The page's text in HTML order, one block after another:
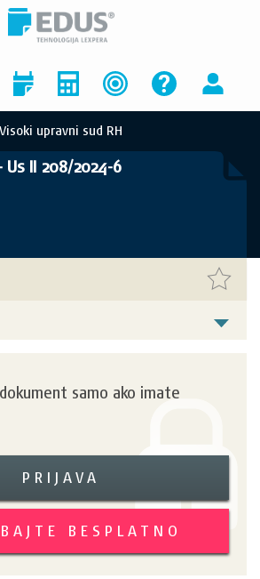
Visoki upravni sud RH
II 208/2024-6
samo ako imate
PRIJAVA
BESPLATNO